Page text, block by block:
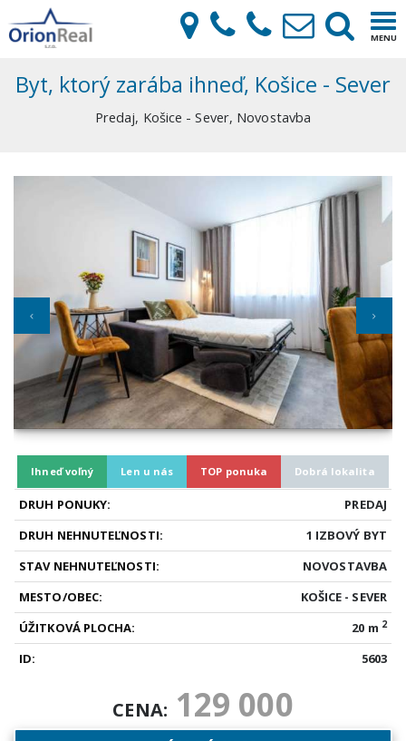
MENU
×
Byt, ktorý zarába ihneď, Košice - Sever
Predaj, Košice - Sever, Novostavba
Ihneď voľný Len u nás TOP ponuka Dobrá lokalita
DRUH PONUKY:
PREDAJ
DRUH NEHNUTEĽNOSTI:
1 IZBOVÝ BYT
STAV NEHNUTEĽNOSTI:
NOVOSTAVBA
MESTO/OBEC:
KOŠICE - SEVER
ÚŽITKOVÁ PLOCHA:
20 m 2
ID: 5603
CENA: 129 000